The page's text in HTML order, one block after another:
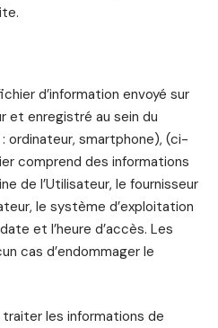
d’information envoyé sur
et enregistré au sein du
ordinateur, smartphone), (ci-
comprend des informations
de l’Utilisateur, le fournisseur
le système d’exploitation
et l’heure d’accès. Les
cas d’endommager le
les informations de